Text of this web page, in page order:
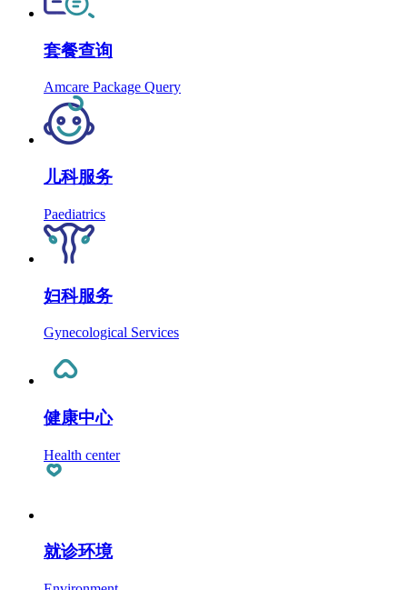
套餐查询
Amcare Package Query
儿科服务
Paediatrics
妇科服务
Gynecological Services
健康中心
Health center
就诊环境